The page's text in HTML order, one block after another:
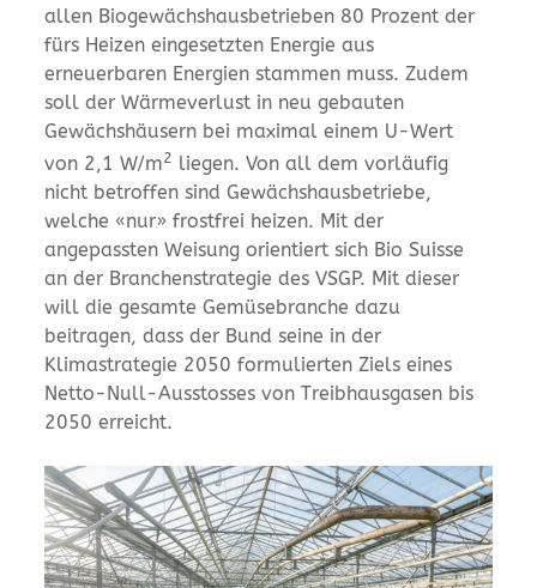
allen Biogewächshausbetrieben 80 Prozent der
fürs Heizen eingesetzten Energie aus
erneuerbaren Energien stammen muss. Zudem
soll der Wärmeverlust in neu gebauten
Gewächshäusern bei maximal einem U-Wert
von 2,1 W/m2 liegen. Von all dem vorläufig
nicht betroffen sind Gewächshausbetriebe,
welche «nur» frostfrei heizen. Mit der
angepassten Weisung orientiert sich Bio Suisse
an der Branchenstrategie des VSGP. Mit dieser
will die gesamte Gemüsebranche dazu
beitragen, dass der Bund seine in der
Klimastrategie 2050 formulierten Ziels eines
Netto-Null-Ausstosses von Treibhausgasen bis
2050 erreicht.